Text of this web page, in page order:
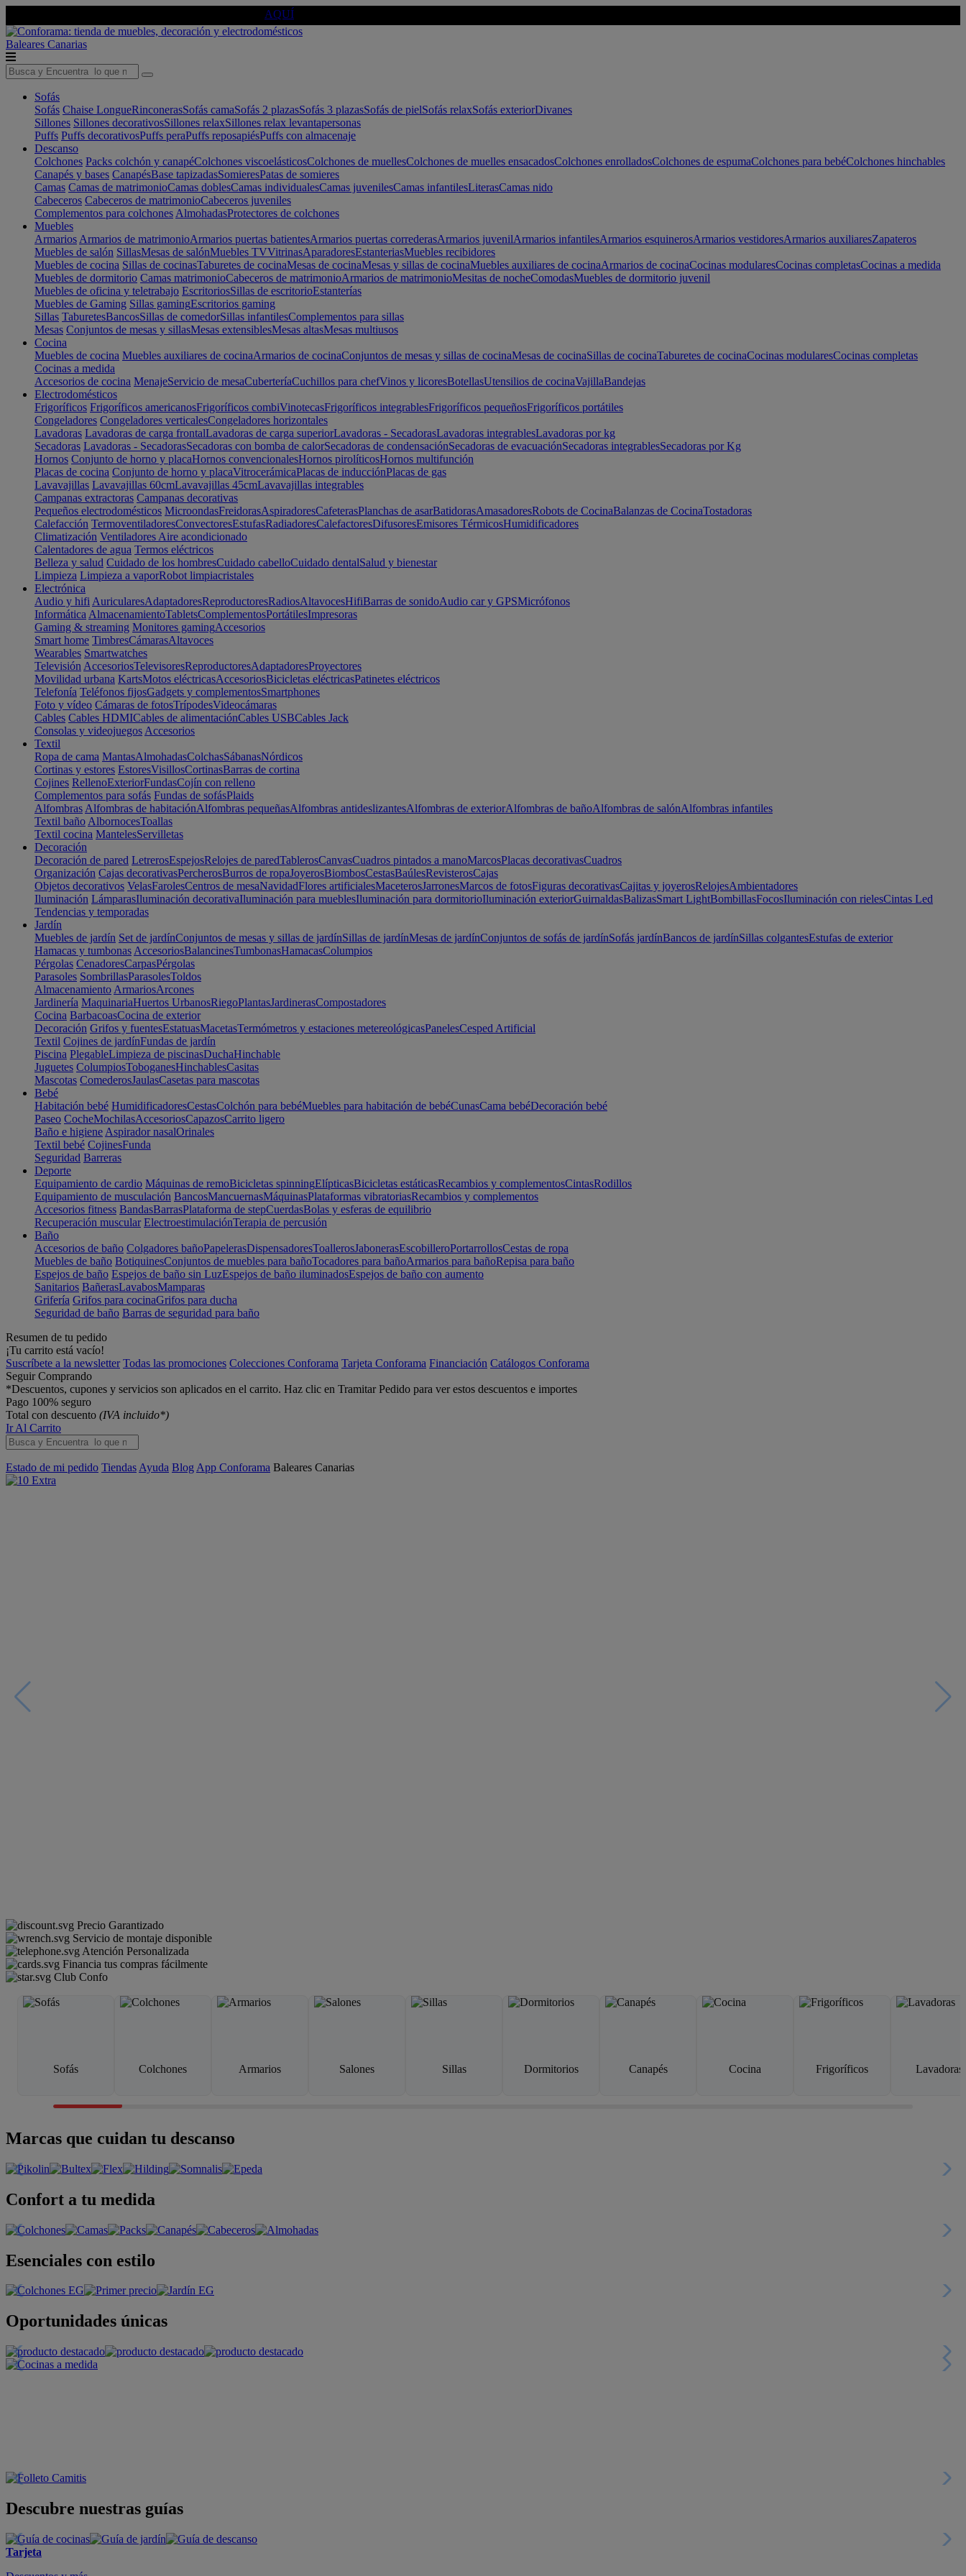
AQUÍ
Baleares Canarias
Sofás
Sofás Chaise LongueRinconerasSofás camaSofás 2 plazasSofás 3 plazasSofás de pielSofás relaxSofás exteriorDivanes
Sillones Sillones decorativosSillones relaxSillones relax levantapersonas
Puffs Puffs decorativosPuffs peraPuffs reposapiésPuffs con almacenaje
Descanso
Colchones Packs colchón y canapéColchones viscoelásticosColchones de muellesColchones de muelles ensacadosColchones enrolladosColchones de espumaColchones para bebéColchones hinchables
Canapés y bases CanapésBase tapizadasSomieresPatas de somieres
Camas Camas de matrimonioCamas doblesCamas individualesCamas juvenilesCamas infantilesLiterasCamas nido
Cabeceros Cabeceros de matrimonioCabeceros juveniles
Complementos para colchones AlmohadasProtectores de colchones
Muebles
Armarios Armarios de matrimonioArmarios puertas batientesArmarios puertas correderasArmarios juvenilArmarios infantilesArmarios esquinerosArmarios vestidoresArmarios auxiliaresZapateros
Muebles de salón SillasMesas de salónMuebles TVVitrinasAparadoresEstanteriasMuebles recibidores
Muebles de cocina Sillas de cocinasTaburetes de cocinaMesas de cocinaMesas y sillas de cocinaMuebles auxiliares de cocinaArmarios de cocinaCocinas modularesCocinas completasCocinas a medida
Muebles de dormitorio Camas matrimonioCabeceros de matrimonioArmarios de matrimonioMesitas de nocheComodasMuebles de dormitorio juvenil
Muebles de oficina y teletrabajo EscritoriosSillas de escritorioEstanterías
Muebles de Gaming Sillas gamingEscritorios gaming
Sillas TaburetesBancosSillas de comedorSillas infantilesComplementos para sillas
Mesas Conjuntos de mesas y sillasMesas extensiblesMesas altasMesas multiusos
Cocina
Muebles de cocina Muebles auxiliares de cocinaArmarios de cocinaConjuntos de mesas y sillas de cocinaMesas de cocinaSillas de cocinaTaburetes de cocinaCocinas modularesCocinas completas
Cocinas a medida
Accesorios de cocina MenajeServicio de mesaCuberteríaCuchillos para chefVinos y licoresBotellasUtensilios de cocinaVajillaBandejas
Electrodomésticos
Frigoríficos Frigoríficos americanosFrigoríficos combiVinotecasFrigoríficos integrablesFrigoríficos pequeñosFrigoríficos portátiles
Congeladores Congeladores verticalesCongeladores horizontales
Lavadoras Lavadoras de carga frontalLavadoras de carga superiorLavadoras - SecadorasLavadoras integrablesLavadoras por kg
Secadoras Lavadoras - SecadorasSecadoras con bomba de calorSecadoras de condensaciónSecadoras de evacuaciónSecadoras integrablesSecadoras por Kg
Hornos Conjunto de horno y placaHornos convencionalesHornos pirolíticosHornos multifunción
Placas de cocina Conjunto de horno y placaVitrocerámicaPlacas de inducciónPlacas de gas
Lavavajillas Lavavajillas 60cmLavavajillas 45cmLavavajillas integrables
Campanas extractoras Campanas decorativas
Pequeños electrodomésticos MicroondasFreidorasAspiradoresCafeterasPlanchas de asarBatidorasAmasadoresRobots de CocinaBalanzas de CocinaTostadoras
Calefacción TermoventiladoresConvectoresEstufasRadiadoresCalefactoresDifusoresEmisores TérmicosHumidificadores
Climatización Ventiladores Aire acondicionado
Calentadores de agua Termos eléctricos
Belleza y salud Cuidado de los hombresCuidado cabelloCuidado dentalSalud y bienestar
Limpieza Limpieza a vaporRobot limpiacristales
Electrónica
Audio y hifi AuricularesAdaptadoresReproductoresRadiosAltavocesHifiBarras de sonidoAudio car y GPSMicrófonos
Informática AlmacenamientoTabletsComplementosPortátilesImpresoras
Gaming & streaming Monitores gamingAccesorios
Smart home TimbresCámarasAltavoces
Wearables Smartwatches
Televisión AccesoriosTelevisoresReproductoresAdaptadoresProyectores
Movilidad urbana KartsMotos eléctricasAccesoriosBicicletas eléctricasPatinetes eléctricos
Telefonía Teléfonos fijosGadgets y complementosSmartphones
Foto y vídeo Cámaras de fotosTrípodesVideocámaras
Cables Cables HDMICables de alimentaciónCables USBCables Jack
Consolas y videojuegos Accesorios
Textil
Ropa de cama MantasAlmohadasColchasSábanasNórdicos
Cortinas y estores EstoresVisillosCortinasBarras de cortina
Cojines RellenoExteriorFundasCojín con relleno
Complementos para sofás Fundas de sofásPlaids
Alfombras Alfombras de habitaciónAlfombras pequeñasAlfombras antideslizantesAlfombras de exteriorAlfombras de bañoAlfombras de salónAlfombras infantiles
Textil baño AlbornocesToallas
Textil cocina MantelesServilletas
Decoración
Decoración de pared LetrerosEspejosRelojes de paredTablerosCanvasCuadros pintados a manoMarcosPlacas decorativasCuadros
Organización Cajas decorativasPercherosBurros de ropaJoyerosBiombosCestasBaúlesRevisterosCajas
Objetos decorativos VelasFarolesCentros de mesaNavidadFlores artificialesMaceterosJarronesMarcos de fotosFiguras decorativasCajitas y joyerosRelojesAmbientadores
Iluminación LámparasIluminación decorativaIluminación para mueblesIluminación para dormitorioIluminación exteriorGuirnaldasBalizasSmart LightBombillasFocosIluminación con rielesCintas Led
Tendencias y temporadas
Jardín
Muebles de jardín Set de jardínConjuntos de mesas y sillas de jardínSillas de jardínMesas de jardínConjuntos de sofás de jardínSofás jardínBancos de jardínSillas colgantesEstufas de exterior
Hamacas y tumbonas AccesoriosBalancinesTumbonasHamacasColumpios
Pérgolas CenadoresCarpasPérgolas
Parasoles SombrillasParasolesToldos
Almacenamiento ArmariosArcones
Jardinería MaquinariaHuertos UrbanosRiegoPlantasJardinerasCompostadores
Cocina BarbacoasCocina de exterior
Decoración Grifos y fuentesEstatuasMacetasTermómetros y estaciones metereológicasPanelesCesped Artificial
Textil Cojines de jardínFundas de jardín
Piscina PlegableLimpieza de piscinasDuchaHinchable
Juguetes ColumpiosToboganesHinchablesCasitas
Mascotas ComederosJaulasCasetas para mascotas
Bebé
Habitación bebé HumidificadoresCestasColchón para bebéMuebles para habitación de bebéCunasCama bebéDecoración bebé
Paseo CocheMochilasAccesoriosCapazosCarrito ligero
Baño e higiene Aspirador nasalOrinales
Textil bebé CojinesFunda
Seguridad Barreras
Deporte
Equipamiento de cardio Máquinas de remoBicicletas spinningElípticasBicicletas estáticasRecambios y complementosCintasRodillos
Equipamiento de musculación BancosMancuernasMáquinasPlataformas vibratoriasRecambios y complementos
Accesorios fitness BandasBarrasPlataforma de stepCuerdasBolas y esferas de equilibrio
Recuperación muscular ElectroestimulaciónTerapia de percusión
Baño
Accesorios de baño Colgadores bañoPapelerasDispensadoresToallerosJabonerasEscobilleroPortarrollosCestas de ropa
Muebles de baño BotiquinesConjuntos de muebles para bañoTocadores para bañoArmarios para bañoRepisa para baño
Espejos de baño Espejos de baño sin LuzEspejos de baño iluminadosEspejos de baño con aumento
Sanitarios BañerasLavabosMamparas
Grifería Grifos para cocinaGrifos para ducha
Seguridad de baño Barras de seguridad para baño
Resumen de tu pedido
¡Tu carrito está vacío!
Suscríbete a la newsletter Todas las promociones Colecciones Conforama Tarjeta Conforama Financiación Catálogos Conforama
Seguir Comprando
*Descuentos, cupones y servicios son aplicados en el carrito. Haz clic en Tramitar Pedido para ver estos descuentos e importes
Pago 100% seguro
Total con descuento (IVA incluido*)
Ir Al Carrito
Estado de mi pedido Tiendas Ayuda Blog App Conforama Baleares Canarias
Precio Garantizado
Servicio de montaje disponible
Atención Personalizada
Financia tus compras fácilmente
Club Confo
Sofás Colchones Armarios Salones Sillas Dormitorios Canapés Cocina Frigoríficos Lavadoras
Marcas que cuidan tu descanso
Confort a tu medida
Esenciales con estilo
Oportunidades únicas
Descubre nuestras guías
Tarjeta